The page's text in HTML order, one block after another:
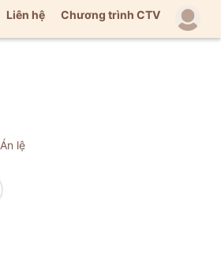
Liên hệ Chương trình CTV
Án lệ